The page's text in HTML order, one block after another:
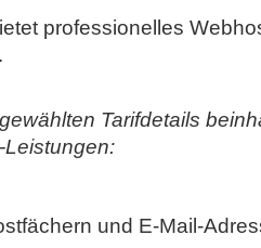
professionelles
Tarifdetails
Leistungen:
und E-Mail-